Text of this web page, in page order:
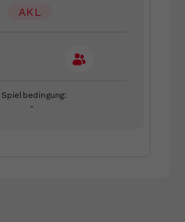
AKL
| Spielbedingung:
-